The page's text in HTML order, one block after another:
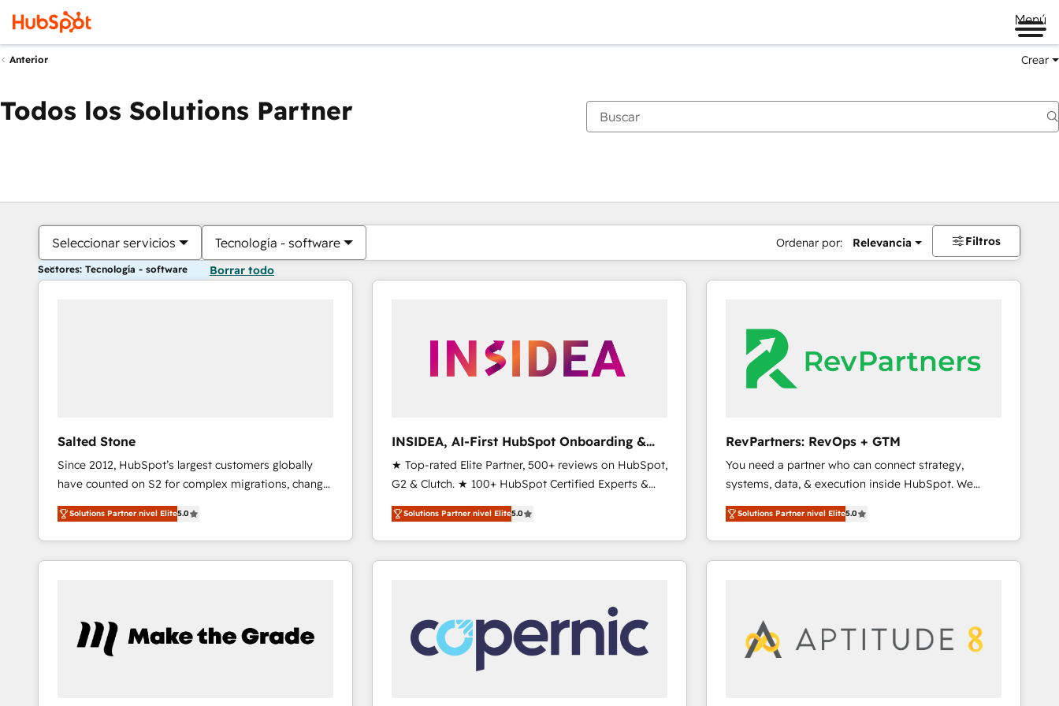
Menú
Anterior Crear
Todos los Solutions Partner
Seleccionar servicios Tecnología - software Ordenar por: Relevancia Filtros
Sectores: Tecnología - software Borrar todo
Salted Stone
Since 2012, HubSpot’s largest customers globally
have counted on S2 for complex migrations, change
management, systems integration, and creative
solutions that deliver measurable impact and
transform brand experiences As one of the few full-
service creative agencies in the HubSpot
marketing campaigns, & RevOps frameworks that
fuel long-term success We connect the entire
Solutions Partner nivel Elite5.0
INSIDEA, AI-First HubSpot Onboarding &
RevOps
★ Top-rated Elite Partner, 500+ reviews on HubSpot,
G2 & Clutch. ★ 100+ HubSpot Certified Experts &
Trainers across the team ★ 1,500+ implementations
across five continents ★ AI-First, RevOps-led,
Onboarding obsessed ★ Company of the Year
2024/25 INSIDEA helps growing companies turn
workflows that drive adoption from week one, in
your time zone. What we do ➤ Onboarding: Live in
weeks, with workflows built around your business,
not a template. ➤ Migration: Move from any legacy
Solutions Partner nivel Elite5.0
RevPartners: RevOps + GTM
You need a partner who can connect strategy,
systems, data, & execution inside HubSpot. We
bridge the gap where most agencies fall short by
combining GTM strategy with technical execution to
solve the right problem with the right solution. As the
only firm in the world to hold Elite Partner
market execution. Why B2B Businesses Choose RP: -
Secure: Soc2 compliant 🛡️ - Pricing: Implementations
Solutions Partner nivel Elite5.0
Estás actualmente enPágina
PáginaPáginaPáginaPáginaPáginaPáginaPáginaPáginaPáginaPágina